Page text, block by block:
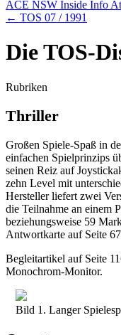
ACE NSW Inside Info
← TOS 07 / 1991
Die TOS-
Rubriken
Thriller
Großen Spiele-Spaß in
einfachen Spielprinzips
seinen Reiz auf
zehn Level mit
Hersteller liefert zwei
die Teilnahme an einem
beziehungsweise 59
Antwortkarte auf Seite
Begleitartikel auf Seite
Monochrom-Monitor.
Bild 1. Langer